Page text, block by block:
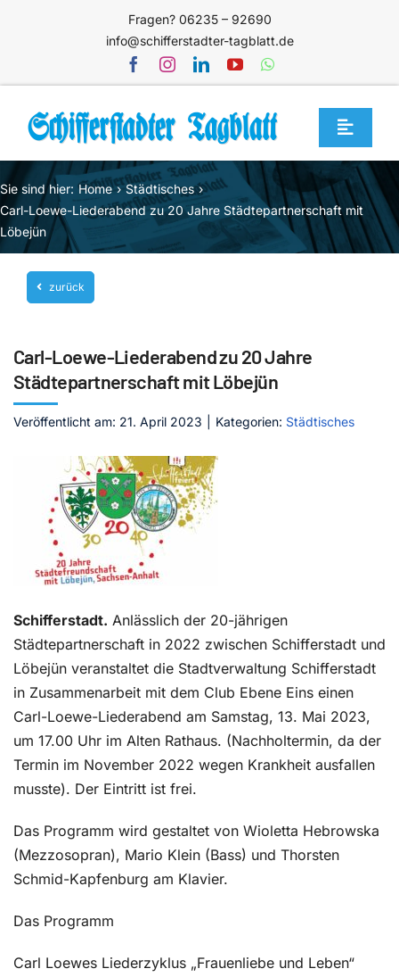
Fragen? 06235 – 92690
info@schifferstadter-tagblatt.de
Toggle
Home
Themen
Blog
Unternehmen
Mediathek
Jetzt abonnieren
Kontakt
Sie sind hier: Home
Städtisches
Carl-Loewe-Liederabend zu 20 Jahre Städtepartnerschaft mit
Löbejün
zurück
Carl-Loewe-Liederabend zu 20 Jahre
Städtepartnerschaft mit Löbejün
Veröffentlicht am: 21. April 2023 Kategorien: Städtisches
Schifferstadt. Anlässlich der 20-jährigen
Städtepartnerschaft in 2022 zwischen Schifferstadt und
Löbejün veranstaltet die Stadtverwaltung Schifferstadt
in Zusammenarbeit mit dem Club Ebene Eins einen
Carl-Loewe-Liederabend am Samstag, 13. Mai 2023,
um 17.00 Uhr im Alten Rathaus. (Nachholtermin, da der
Termin im November 2022 wegen Krankheit ausfallen
musste). Der Eintritt ist frei.
Das Programm wird gestaltet von Wioletta Hebrowska
(Mezzosopran), Mario Klein (Bass) und Thorsten
Schmid-Kapfenburg am Klavier.
Das Programm
Carl Loewes Liederzyklus „Frauenliebe und Leben“